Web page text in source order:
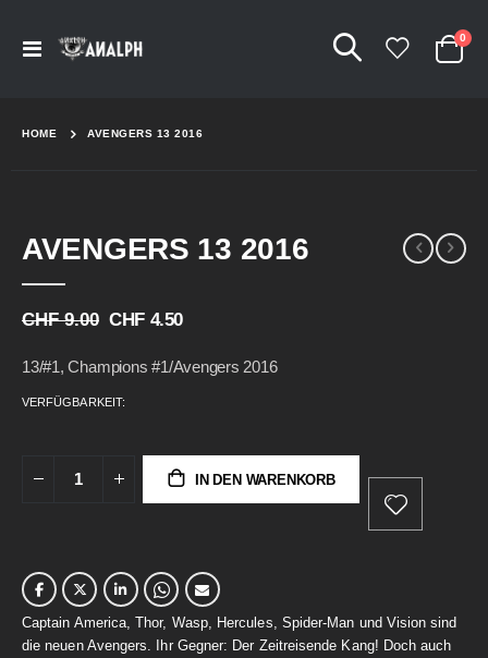
Navigation
Cart
0
HOME AVENGERS 13 2016
AVENGERS 13 2016
CHF 9.00 CHF 4.50
13/#1, Champions #1/Avengers 2016
VERFÜGBARKEIT:
IN DEN WARENKORB
Captain America, Thor, Wasp, Hercules, Spider-Man und Vision sind
die neuen Avengers. Ihr Gegner: Der Zeitreisende Kang! Doch auch
to
the
end
of
gallery
to
the
beginning
of
gallery